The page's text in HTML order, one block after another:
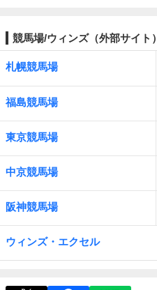
競馬場/ウィンズ（外部サイト）
札幌競馬場
福島競馬場
東京競馬場
中京競馬場
阪神競馬場
ウィンズ・エクセル